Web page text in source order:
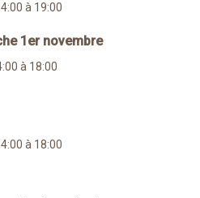
à 19:00
1er novembre
à 18:00
à 18:00